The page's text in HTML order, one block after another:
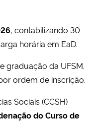
, contabilizando 30
horária em EaD.
graduação da UFSM.
ordem de inscrição.
Sociais (CCSH)
do Curso de